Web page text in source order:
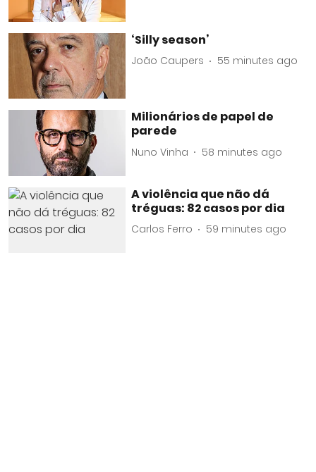
‘Silly season’
João Caupers 55 minutes ago
Milionários de papel de
parede
Nuno Vinha 58 minutes ago
A violência que não dá
tréguas: 82 casos por dia
Carlos Ferro 59 minutes ago